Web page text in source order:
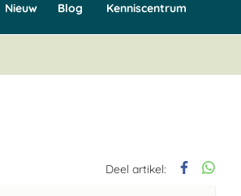
Nieuw Blog Kenniscentrum
Deel artikel: